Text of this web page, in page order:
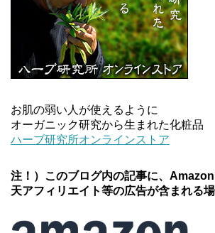
お肌の弱い人が使えるように
オーガニック研究から生まれた化粧品
ハーブ研究所オンラインストア
注！）このブログ内の記事に、
天アフィリエイト等の広告が含まれる場